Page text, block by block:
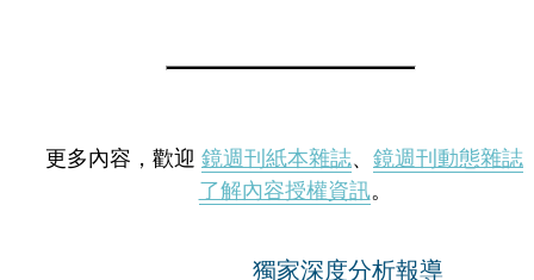
更多內容，歡迎 鏡週刊紙本雜誌、 鏡週刊動態雜誌
了解內容授權資訊。
獨家深度分析報導